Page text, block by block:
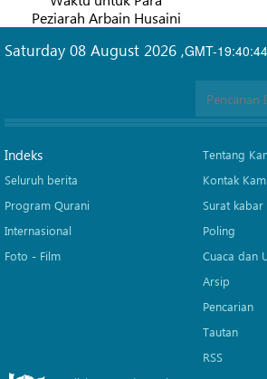
GMT-19:40:44
Saturday 08 August 2026 ,
Indeks
Seluruh berita
Program Qurani
Internasional
Foto - Film
Tentang
Kontak Kami
Surat kabar
Poling
Cuaca dan
Arsip
Pencarian
Tautan
RSS